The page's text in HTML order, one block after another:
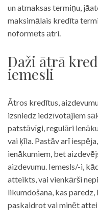
un atmaksas termiņu,
maksimālais kredīta
noformēts ātri.
Daži ātrā
iemesli
Ātros kredītus,
izsniedz iedzīvotājiem
patstāvīgi, regulāri
vai ķīla. Pastāv arī
ienākumiem, bet
aizdevumu. Iemesls/-i,
atteikts, vai vienkārši
likumdošana, kas
paskaidrot vai minēt